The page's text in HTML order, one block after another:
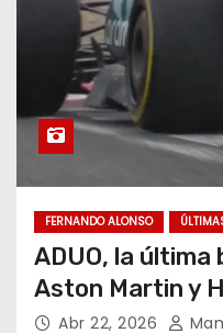
FERNANDO ALONSO
ADUO, la última
Aston Martin y
Abr 22, 2026